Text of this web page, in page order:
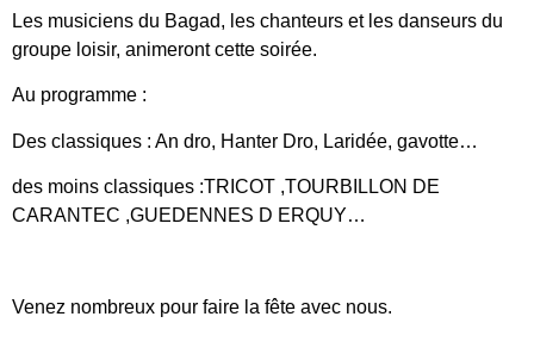
Les musiciens du Bagad, les chanteurs et les danseurs du
groupe loisir, animeront cette soirée.
Au programme :
Des classiques : An dro, Hanter Dro, Laridée, gavotte…
des moins classiques :TRICOT ,TOURBILLON DE
CARANTEC ,GUEDENNES D ERQUY…
Venez nombreux pour faire la fête avec nous.